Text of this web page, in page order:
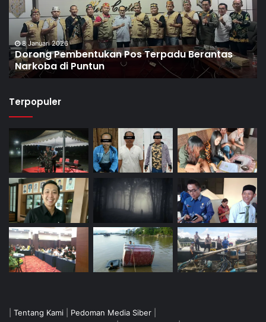
8 Januari 2026
Dorong Pembentukan Pos Terpadu Berantas
Narkoba di Puntun
Terpopuler
Tentang Kami Pedoman Media Siber